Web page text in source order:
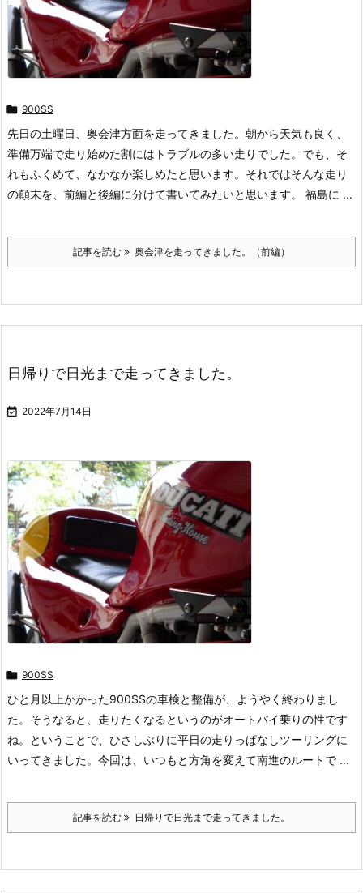
 900SS
先日の土曜日、奥会津方面を走ってきました。朝から天気も良く、
準備万端で走り始めた割にはトラブルの多い走りでした。でも、そ
れもふくめて、なかなか楽しめたと思います。それではそんな走り
の顛末を、前編と後編に分けて書いてみたいと思います。 福島に ...
記事を読む 奥会津を走ってきました。（前編）
日帰りで日光まで走ってきました。
 2022年7月14日
 900SS
ひと月以上かかった900SSの車検と整備が、ようやく終わりまし
た。そうなると、走りたくなるというのがオートバイ乗りの性です
ね。ということで、ひさしぶりに平日の走りっぱなしツーリングに
いってきました。今回は、いつもと方角を変えて南進のルートで ...
記事を読む 日帰りで日光まで走ってきました。